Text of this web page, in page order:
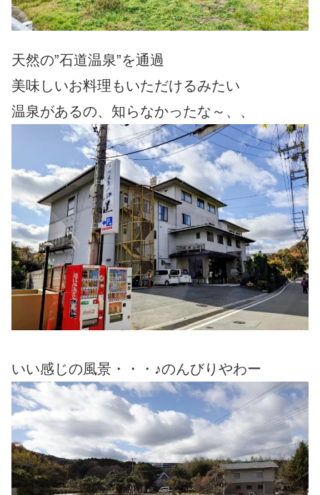
天然の”石道温泉”を通過
美味しいお料理もいただけるみたい
温泉があるの、知らなかったな～、、
いい感じの風景・・・♪のんびりやわー